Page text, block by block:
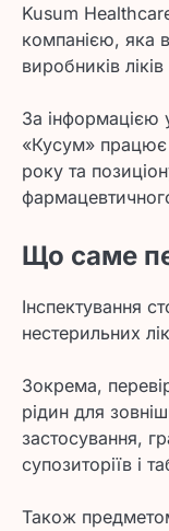
Kusum
компанією, яка
виробників ліків
За інформацією
«Кусум» працює
року та
Що саме
Інспектування
нестерильних
Зокрема,
рідин для
застосування,
супозиторіїв і
Також